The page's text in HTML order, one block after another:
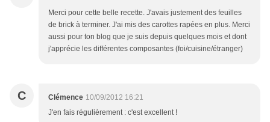
Merci pour cette belle recette. J'avais justement des feuilles
de brick à terminer. J'ai mis des carottes rapées en plus. Merci
aussi pour ton blog que je suis depuis quelques mois et dont
j'apprécie les différentes composantes (foi/cuisine/étranger)
C Clémence 10/09/2012 16:21
J'en fais régulièrement : c'est excellent !